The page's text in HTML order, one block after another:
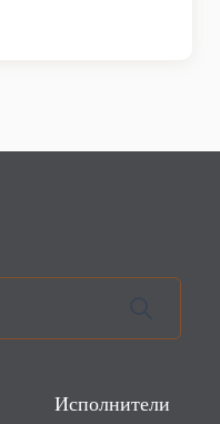
Исполнители